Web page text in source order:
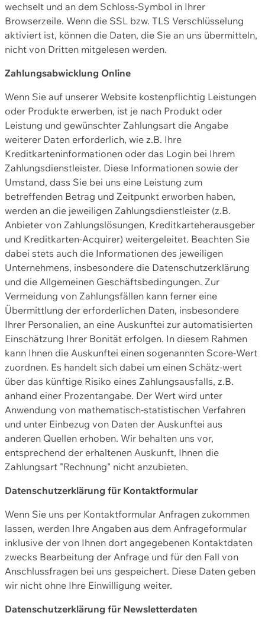
wechselt und an dem Schloss-Symbol in Ihrer
Browserzeile. Wenn die SSL bzw. TLS Verschlüsselung
aktiviert ist, können die Daten, die Sie an uns übermitteln,
nicht von Dritten mitgelesen werden.
Zahlungsabwicklung Online
Wenn Sie auf unserer Website kostenpflichtig Leistungen
oder Produkte erwerben, ist je nach Produkt oder
Leistung und gewünschter Zahlungsart die Angabe
weiterer Daten erforderlich, wie z.B. Ihre
Kreditkarteninformationen oder das Login bei Ihrem
Zahlungsdienstleister. Diese Informationen sowie der
Umstand, dass Sie bei uns eine Leistung zum
betreffenden Betrag und Zeitpunkt erworben haben,
werden an die jeweiligen Zahlungsdienstleister (z.B.
Anbieter von Zahlungslösungen, Kreditkarteherausgeber
und Kreditkarten-Acquirer) weitergeleitet. Beachten Sie
dabei stets auch die Informationen des jeweiligen
Unternehmens, insbesondere die Datenschutzerklärung
und die Allgemeinen Geschäftsbedingungen. Zur
Vermeidung von Zahlungsfällen kann ferner eine
Übermittlung der erforderlichen Daten, insbesondere
Ihrer Personalien, an eine Auskunftei zur automatisierten
Einschätzung Ihrer Bonität erfolgen. In diesem Rahmen
kann Ihnen die Auskunftei einen sogenannten Score-Wert
zuordnen. Es handelt sich dabei um einen Schätz-wert
über das künftige Risiko eines Zahlungsausfalls, z.B.
anhand einer Prozentangabe. Der Wert wird unter
Anwendung von mathematisch-statistischen Verfahren
und unter Einbezug von Daten der Auskunftei aus
anderen Quellen erhoben. Wir behalten uns vor,
entsprechend der erhaltenen Auskunft, Ihnen die
Zahlungsart "Rechnung" nicht anzubieten.
Datenschutzerklärung für Kontaktformular
Wenn Sie uns per Kontaktformular Anfragen zukommen
lassen, werden Ihre Angaben aus dem Anfrageformular
inklusive der von Ihnen dort angegebenen Kontaktdaten
zwecks Bearbeitung der Anfrage und für den Fall von
Anschlussfragen bei uns gespeichert. Diese Daten geben
wir nicht ohne Ihre Einwilligung weiter.
Datenschutzerklärung für Newsletterdaten